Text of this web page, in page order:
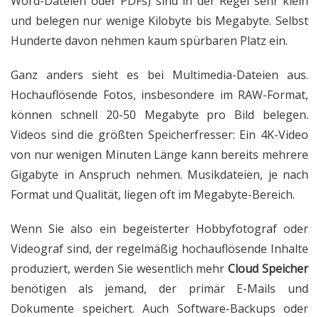
und belegen nur wenige Kilobyte bis Megabyte. Selbst
Hunderte davon nehmen kaum spürbaren Platz ein.
Ganz anders sieht es bei Multimedia-Dateien aus.
Hochauflösende Fotos, insbesondere im RAW-Format,
können schnell 20-50 Megabyte pro Bild belegen.
Videos sind die größten Speicherfresser: Ein 4K-Video
von nur wenigen Minuten Länge kann bereits mehrere
Gigabyte in Anspruch nehmen. Musikdateien, je nach
Format und Qualität, liegen oft im Megabyte-Bereich.
Wenn Sie also ein begeisterter Hobbyfotograf oder
Videograf sind, der regelmäßig hochauflösende Inhalte
produziert, werden Sie wesentlich mehrCloud Speicher
benötigen als jemand, der primär E-Mails und
Dokumente speichert. Auch Software-Backups oder